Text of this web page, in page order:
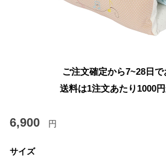
ご注文確定から7~28日
送料は1注文あたり 1000
6,900 円
サイズ